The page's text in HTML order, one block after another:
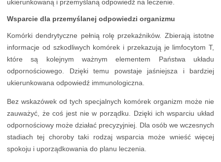
ukierunkowaną i przemyślaną odpowiedź na leczenie.
Wsparcie dla przemyślanej odpowiedzi organizmu
Komórki dendrytyczne pełnią rolę przekaźników. Zbierają istotne
informacje od szkodliwych komórek i przekazują je limfocytom T,
które są kolejnym ważnym elementem Państwa układu
odpornościowego. Dzięki temu powstaje jaśniejsza i bardziej
ukierunkowana odpowiedź immunologiczna.
Bez wskazówek od tych specjalnych komórek organizm może nie
zauważyć, że coś jest nie w porządku. Dzięki ich wsparciu układ
odpornościowy może działać precyzyjniej. Dla osób we wczesnych
stadiach tej choroby taki rodzaj wsparcia może wnieść więcej
spokoju i uporządkowania do planu leczenia.